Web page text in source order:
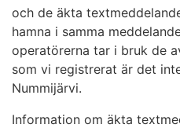
och de äkta
hamna i samma
operatörerna tar i bruk de
som vi registrerat är det
Nummijärvi.
Information om äkta